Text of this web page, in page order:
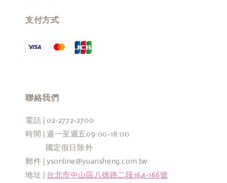
支付方式
聯絡我們
電話 | 02-2772-2700
時間 | 週一至週五09:00-18:00
國定假日除外
郵件 | ysonline@yuansheng.com.tw
地址 | 台北市中山區八德路二段164-166號